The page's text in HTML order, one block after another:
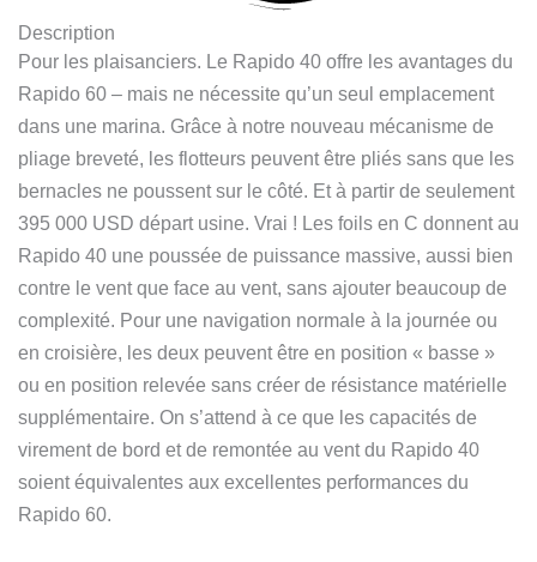
Description
Pour les plaisanciers. Le Rapido 40 offre les avantages du
Rapido 60 – mais ne nécessite qu’un seul emplacement
dans une marina. Grâce à notre nouveau mécanisme de
pliage breveté, les flotteurs peuvent être pliés sans que les
bernacles ne poussent sur le côté. Et à partir de seulement
395 000 USD départ usine. Vrai ! Les foils en C donnent au
Rapido 40 une poussée de puissance massive, aussi bien
contre le vent que face au vent, sans ajouter beaucoup de
complexité. Pour une navigation normale à la journée ou
en croisière, les deux peuvent être en position « basse »
ou en position relevée sans créer de résistance matérielle
supplémentaire. On s’attend à ce que les capacités de
virement de bord et de remontée au vent du Rapido 40
soient équivalentes aux excellentes performances du
Rapido 60.